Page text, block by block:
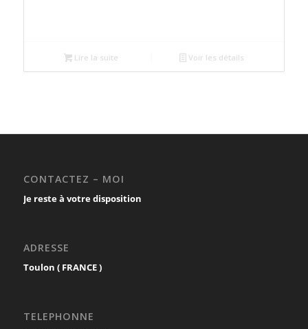
Lire la suite Voir les détails
CONTACTEZ – MOI
Je reste à votre disposition
ADRESSE
Toulon ( FRANCE )
TELEPHONNE